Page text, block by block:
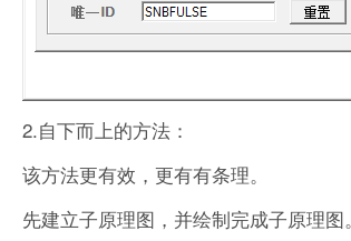
2.自下而上的方法：
该方法更有效，更有有条理。
先建立子原理图，并绘制完成子原理图。